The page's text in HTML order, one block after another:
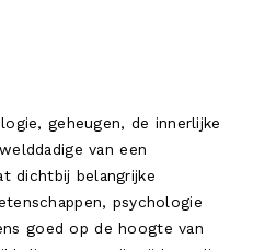
geheugen, de innerlijke
van een
dichtbij belangrijke
psychologie
goed op de hoogte van